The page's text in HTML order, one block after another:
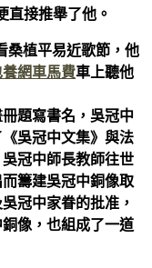
直接推舉了他。
桑植平易近歌節，他
網車馬費車上聽他
題寫書名，吳冠中
吳冠中文集》與法
冠中師長教師往世
籌建吳冠中銅像取
冠中家眷的批准，
像，也組成了一道